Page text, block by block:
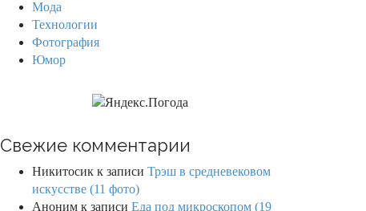
Мода
Технологии
Фотография
Юмор
Свежие комментарии
Никитосик к записи Трэш в средневековом
искусстве (11 фото)
Аноним к записи Еда под микроскопом (19